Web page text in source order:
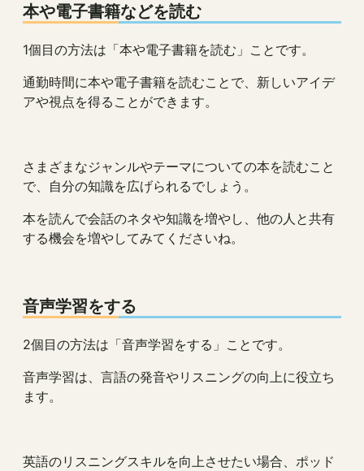
本や電子書籍などを読む
1個目の方法は「本や電子書籍を読む」ことです。
通勤時間に本や電子書籍を読むことで、新しいアイデ
アや視点を得ることができます。
さまざまなジャンルやテーマについての本を読むこと
で、自分の知識を広げられるでしょう。
本を読んで会話のネタや知識を増やし、他の人と共有
する機会を増やしてみてくださいね。
音声学習をする
2個目の方法は「音声学習をする」ことです。
音声学習は、言語の発音やリスニングの向上に役立ち
ます。
英語のリスニングスキルを向上させたい場合、ポッド